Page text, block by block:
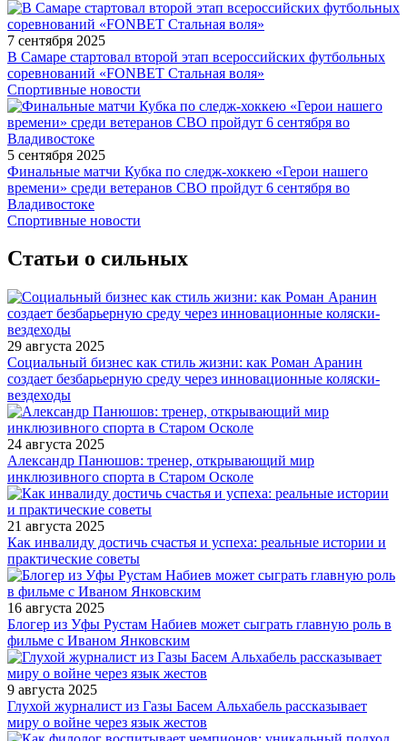
7 сентября 2025
В Самаре стартовал второй этап всероссийских футбольных
соревнований «FONBET Стальная воля»
Спортивные новости
5 сентября 2025
Финальные матчи Кубка по следж-хоккею «Герои нашего
времени» среди ветеранов СВО пройдут 6 сентября во
Владивостоке
Спортивные новости
Статьи о сильных
29 августа 2025
Социальный бизнес как стиль жизни: как Роман Аранин
создает безбарьерную среду через инновационные коляски-
вездеходы
24 августа 2025
Александр Панюшов: тренер, открывающий мир
инклюзивного спорта в Старом Осколе
21 августа 2025
Как инвалиду достичь счастья и успеха: реальные истории и
практические советы
16 августа 2025
Блогер из Уфы Рустам Набиев может сыграть главную роль в
фильме с Иваном Янковским
9 августа 2025
Глухой журналист из Газы Басем Альхабель рассказывает
миру о войне через язык жестов